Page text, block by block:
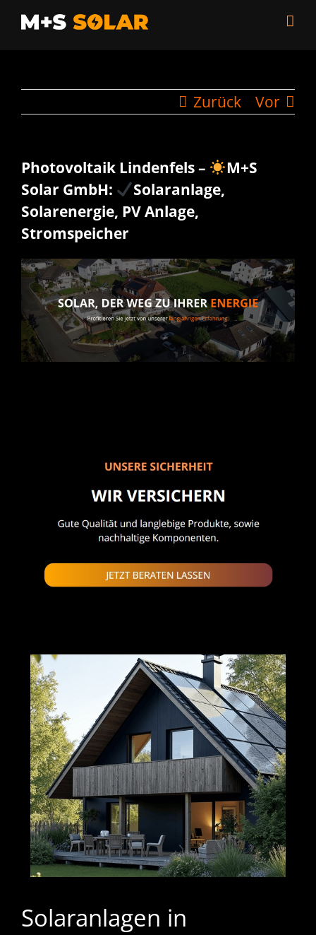
Zum
Inhalt
Zurück Vor
Photovoltaik Lindenfels –
M+S
Solar GmbH:
Solaranlage,
Solarenergie, PV Anlage,
Stromspeicher
Solaranlagen in